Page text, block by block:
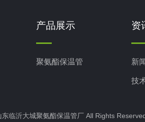
产品展示
聚氨酯保温管
资
新
技
临沂大城聚氨酯保温管厂 All Rights